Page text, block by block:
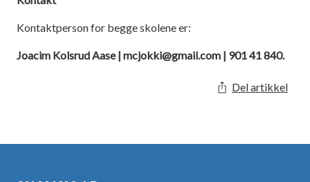
Kontaktperson for begge skolene er:
Joacim Kolsrud Aase | mcjokki@gmail.com | 901 41 840.
Del artikkel